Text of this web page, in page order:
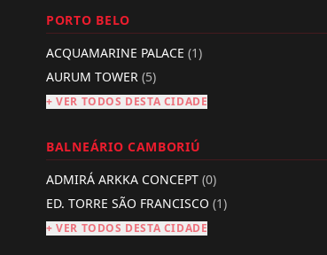
PORTO BELO
ACQUAMARINE PALACE (1)
AURUM TOWER (5)
+ VER TODOS DESTA CIDADE
BALNEÁRIO CAMBORIÚ
ADMIRÁ ARKKA CONCEPT (0)
ED. TORRE SÃO FRANCISCO (1)
+ VER TODOS DESTA CIDADE